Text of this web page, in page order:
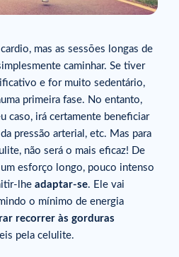
mas as sessões longas de
caminhar. Se tiver
e for muito sedentário,
primeira fase. No entanto,
caso, irá certamente beneficiar
pressão arterial, etc. Mas para
não será o mais eficaz! De
esforço longo, pouco intenso
lhe adaptar-se. Ele vai
o mínimo de energia
recorrer às gorduras
pela celulite.